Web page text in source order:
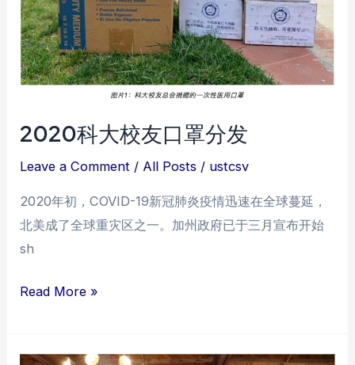
2020科大校友口罩分发
Leave a Comment / All Posts / ustcsv
2020年初，COVID-19新冠肺炎疫情迅速在全球蔓延，
北美成了全球重灾区之一。加州政府已于三月宣布开始
sh
2020
Read More »